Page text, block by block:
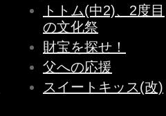
トトム(中2)、2度目
の文化祭
財宝を探せ！
父への応援
スイートキッス(改)